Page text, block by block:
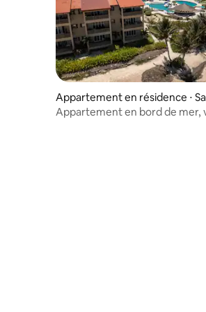
Appartement en résidence ⋅
Pedro
Appartement en bord de mer,